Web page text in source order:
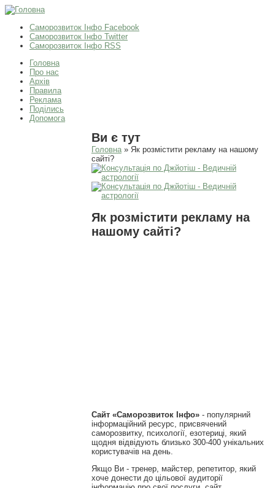
Саморозвиток Інфо Facebook
Саморозвиток Інфо Twitter
Саморозвиток Інфо RSS
Головна
Про нас
Архів
Правила
Реклама
Поділись
Допомога
Ви є тут
Головна» Як розмістити рекламу на нашому
сайті?
Як розмістити рекламу на
нашому сайті?
Сайт «Саморозвиток Інфо»- популярний
інформаційний ресурс, присвячений
саморозвитку, психології, езотериці, який
щодня відвідують близько 300-400 унікальних
користувачів на день.
Якщо Ви - тренер, майстер, репетитор, який
хоче донести до цільової аудиторії